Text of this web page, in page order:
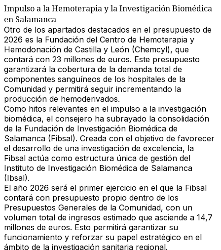
Impulso a la Hemoterapia y la Investigación Biomédica
en Salamanca
Otro de los apartados destacados en el presupuesto de
2026 es la Fundación del Centro de Hemoterapia y
Hemodonación de Castilla y León (Chemcyl), que
contará con 23 millones de euros. Este presupuesto
garantizará la cobertura de la demanda total de
componentes sanguíneos de los hospitales de la
Comunidad y permitirá seguir incrementando la
producción de hemoderivados.
Como hitos relevantes en el impulso a la investigación
biomédica, el consejero ha subrayado la consolidación
de la Fundación de Investigación Biomédica de
Salamanca (Fibsal). Creada con el objetivo de favorecer
el desarrollo de una investigación de excelencia, la
Fibsal actúa como estructura única de gestión del
Instituto de Investigación Biomédica de Salamanca
(Ibsal).
El año 2026 será el primer ejercicio en el que la Fibsal
contará con presupuesto propio dentro de los
Presupuestos Generales de la Comunidad, con un
volumen total de ingresos estimado que asciende a 14,7
millones de euros. Esto permitirá garantizar su
funcionamiento y reforzar su papel estratégico en el
ámbito de la investigación sanitaria regional.